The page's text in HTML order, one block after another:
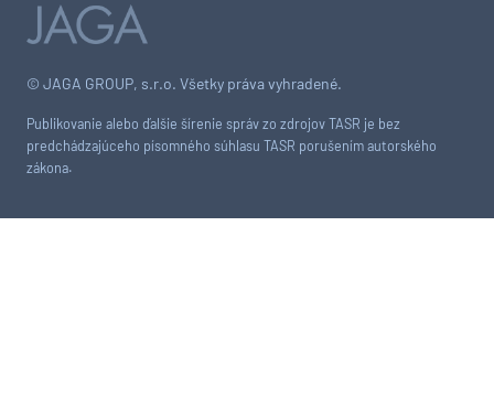
© JAGA GROUP, s.r.o. Všetky práva vyhradené.
Publikovanie alebo ďalšie šírenie správ zo zdrojov TASR je bez
predchádzajúceho písomného súhlasu TASR porušením autorského
zákona.